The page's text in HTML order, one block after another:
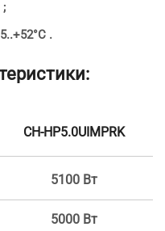
;
.
CH-HP5.0UIMPRK
5100 Вт
5000 Вт